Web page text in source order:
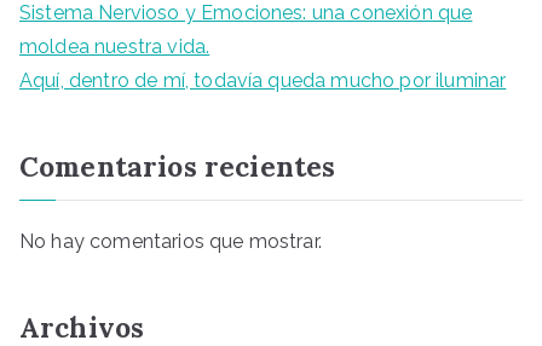
Sistema Nervioso y Emociones: una conexión que
moldea nuestra vida.
Aquí, dentro de mí, todavía queda mucho por iluminar
Comentarios recientes
No hay comentarios que mostrar.
Archivos